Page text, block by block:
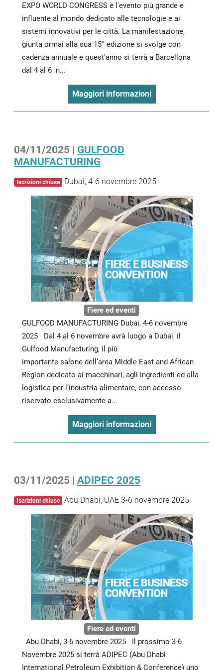
EXPO WORLD CONGRESS è l'evento più grande e
influente al mondo dedicato alle tecnologie e ai
sistemi innovativi per le città. La manifestazione,
giunta ormai alla sua 15° edizione si svolge con
cadenza annuale e quest'anno si terrà a Barcellona
dal 4 al 6 n...
Maggiori informazioni
04/11/2025 | GULFOOD
MANUFACTURING
Iscrizioni chiuse Dubai, 4-6 novembre 2025
Fiere ed eventi
GULFOOD MANUFACTURING Dubai, 4-6 novembre
2025 Dal 4 al 6 novembre avrà luogo a Dubai, il
Gulfood Manufacturing, il più
importante salone dell’area Middle East and African
Region dedicato ai macchinari, agli ingredienti ed alla
logistica per l’industria alimentare, con accesso
riservato esclusivamente a...
Maggiori informazioni
03/11/2025 | ADIPEC 2025
Iscrizioni chiuse Abu Dhabi, UAE 3-6 novembre 2025
Fiere ed eventi
Abu Dhabi, 3-6 novembre 2025 Il prossimo 3-6
Novembre 2025 si terrà ADIPEC (Abu Dhabi
International Petroleum Exhibition & Conference) uno